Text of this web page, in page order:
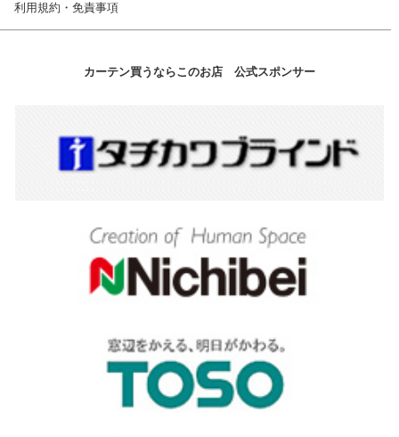
利用規約・免責事項
カーテン買うならこのお店 公式スポンサー